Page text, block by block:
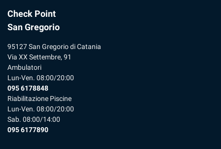
Check Point
San Gregorio
95127 San Gregorio di Catania
Via XX Settembre, 91
Ambulatori
Lun-Ven. 08:00/20:00
095 6178848
Riabilitazione Piscine
Lun-Ven. 08:00/20:00
Sab. 08:00/14:00
095 6177890